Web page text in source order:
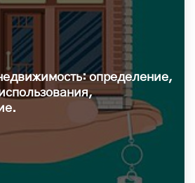
определение,